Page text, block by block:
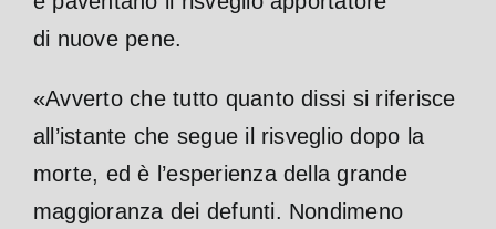
di nuove pene.
«Avverto che tutto quanto dissi si riferisce
all’istante che segue il risveglio dopo la
morte, ed è l’esperienza della grande
maggioranza dei defunti. Nondimeno